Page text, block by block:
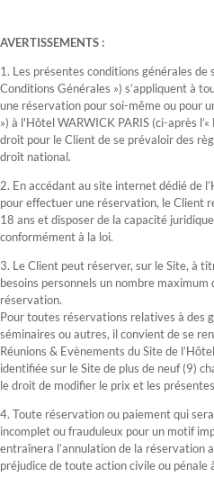
AVERTISSEMENTS :
1. Les présentes conditions générales de
Conditions Générales ») s’appliquent à
une réservation pour soi-même ou pour
») à l'Hôtel WARWICK PARIS (ci-après
droit pour le Client de se prévaloir des
droit national.
2. En accédant au site internet dédié de
pour effectuer une réservation, le Client
18 ans et disposer de la capacité
conformément à la loi.
3. Le Client peut réserver, sur le Site, à
besoins personnels un nombre maximum
réservation.
Pour toutes réservations relatives à des
séminaires ou autres, il convient de se
Réunions & Evènements du Site de
identifiée sur le Site de plus de neuf (9)
le droit de modifier le prix et les
4. Toute réservation ou paiement qui
incomplet ou frauduleux pour un motif
entraînera l’annulation de la réservation
préjudice de toute action civile ou pénale